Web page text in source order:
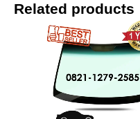
Related products